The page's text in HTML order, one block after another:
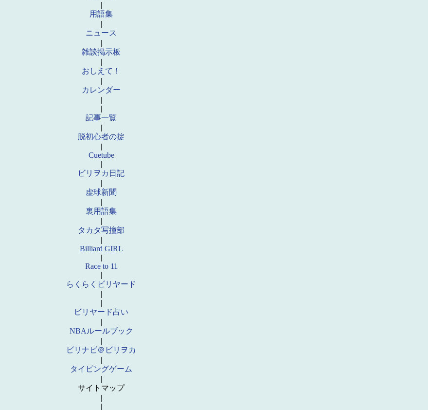
|
用語集
|
ニュース
|
雑談掲示板
|
おしえて！
|
カレンダー
|
|
記事一覧
|
脱初心者の掟
|
Cuetube
|
ビリヲカ日記
|
虚球新聞
|
裏用語集
|
タカタ写撞部
|
Billiard GIRL
|
Race to 11
|
らくらくビリヤード
|
|
ビリヤード占い
|
NBAルールブック
|
ビリナビ＠ビリヲカ
|
タイピングゲーム
|
サイトマップ
|
|